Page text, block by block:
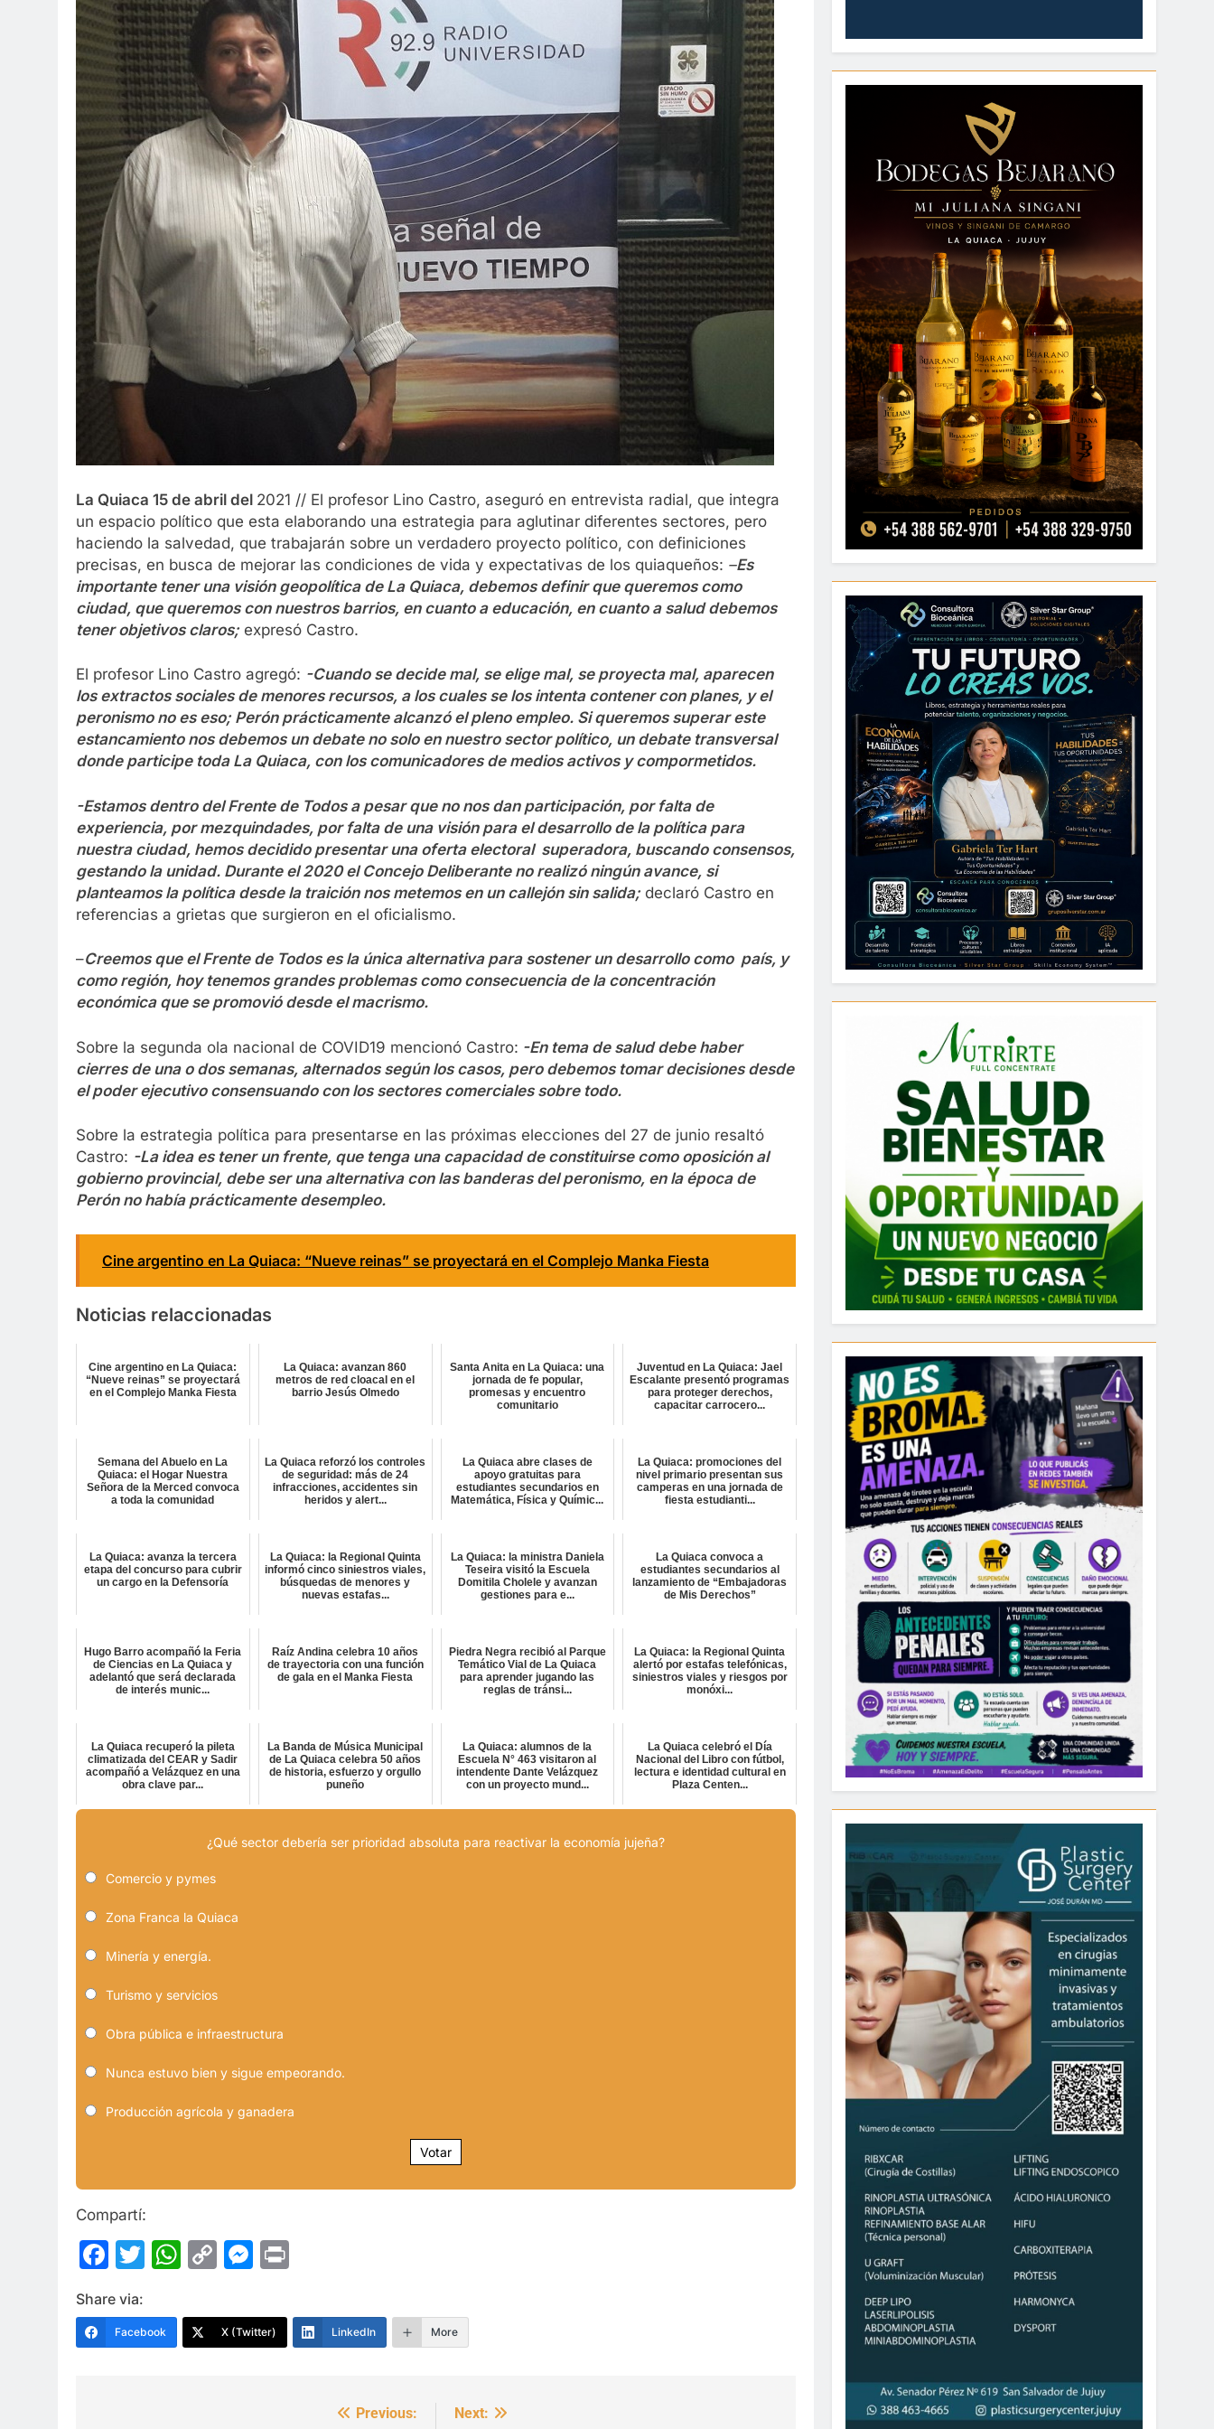
La Quiaca 15 de abril del 2021 // El profesor Lino Castro, aseguró en entrevista radial, que integra
un espacio político que esta elaborando una estrategia para aglutinar diferentes sectores, pero
haciendo la salvedad, que trabajarán sobre un verdadero proyecto político, con definiciones
precisas, en busca de mejorar las condiciones de vida y expectativas de los quiaqueños: –Es
importante tener una visión geopolítica de La Quiaca, debemos definir que queremos como
ciudad, que queremos con nuestros barrios, en cuanto a educación, en cuanto a salud debemos
tener objetivos claros; expresó Castro.
El profesor Lino Castro agregó: -Cuando se decide mal, se elige mal, se proyecta mal, aparecen
los extractos sociales de menores recursos, a los cuales se los intenta contener con planes, y el
peronismo no es eso; Perón prácticamente alcanzó el pleno empleo. Si queremos superar este
estancamiento nos debemos un debate no solo en nuestro sector político, un debate transversal
donde participe toda La Quiaca, con los comunicadores de medios activos y compormetidos.
-Estamos dentro del Frente de Todos a pesar que no nos dan participación, por falta de
experiencia, por mezquindades, por falta de una visión para el desarrollo de la política para
nuestra ciudad, hemos decidido presentar una oferta electoral superadora, buscando consensos,
gestando la unidad. Durante el 2020 el Concejo Deliberante no realizó ningún avance, si
planteamos la política desde la traición nos metemos en un callejón sin salida; declaró Castro en
referencias a grietas que surgieron en el oficialismo.
–Creemos que el Frente de Todos es la única alternativa para sostener un desarrollo como país, y
como región, hoy tenemos grandes problemas como consecuencia de la concentración
económica que se promovió desde el macrismo.
Sobre la segunda ola nacional de COVID19 mencionó Castro: -En tema de salud debe haber
cierres de una o dos semanas, alternados según los casos, pero debemos tomar decisiones desde
el poder ejecutivo consensuando con los sectores comerciales sobre todo.
Sobre la estrategia política para presentarse en las próximas elecciones del 27 de junio resaltó
Castro: -La idea es tener un frente, que tenga una capacidad de constituirse como oposición al
gobierno provincial, debe ser una alternativa con las banderas del peronismo, en la época de
Perón no había prácticamente desempleo.
Cine argentino en La Quiaca: “Nueve reinas” se proyectará en el Complejo Manka Fiesta
Noticias relaccionadas
Cine argentino en La Quiaca:
“Nueve reinas” se proyectará
en el Complejo Manka Fiesta
La Quiaca: avanzan 860
metros de red cloacal en el
barrio Jesús Olmedo
Santa Anita en La Quiaca: una
jornada de fe popular,
promesas y encuentro
comunitario
Juventud en La Quiaca: Jael
Escalante presentó programas
para proteger derechos,
capacitar carrocero...
Semana del Abuelo en La
Quiaca: el Hogar Nuestra
Señora de la Merced convoca
a toda la comunidad
La Quiaca reforzó los controles
de seguridad: más de 24
infracciones, accidentes sin
heridos y alert...
La Quiaca abre clases de
apoyo gratuitas para
estudiantes secundarios en
Matemática, Física y Químic...
La Quiaca: promociones del
nivel primario presentan sus
camperas en una jornada de
fiesta estudianti...
La Quiaca: avanza la tercera
etapa del concurso para cubrir
un cargo en la Defensoría
La Quiaca: la Regional Quinta
informó cinco siniestros viales,
búsquedas de menores y
nuevas estafas...
La Quiaca: la ministra Daniela
Teseira visitó la Escuela
Domitila Cholele y avanzan
gestiones para e...
La Quiaca convoca a
estudiantes secundarios al
lanzamiento de “Embajadoras
de Mis Derechos”
Hugo Barro acompañó la Feria
de Ciencias en La Quiaca y
adelantó que será declarada
de interés munic...
Raíz Andina celebra 10 años
de trayectoria con una función
de gala en el Manka Fiesta
Piedra Negra recibió al Parque
Temático Vial de La Quiaca
para aprender jugando las
reglas de tránsi...
La Quiaca: la Regional Quinta
alertó por estafas telefónicas,
siniestros viales y riesgos por
monóxi...
La Quiaca recuperó la pileta
climatizada del CEAR y Sadir
acompañó a Velázquez en una
obra clave par...
La Banda de Música Municipal
de La Quiaca celebra 50 años
de historia, esfuerzo y orgullo
puneño
La Quiaca: alumnos de la
Escuela N° 463 visitaron al
intendente Dante Velázquez
con un proyecto mund...
La Quiaca celebró el Día
Nacional del Libro con fútbol,
lectura e identidad cultural en
Plaza Centen...
¿Qué sector debería ser prioridad absoluta para reactivar la economía jujeña?
Comercio y pymes
Zona Franca la Quiaca
Minería y energía.
Turismo y servicios
Obra pública e infraestructura
Nunca estuvo bien y sigue empeorando.
Producción agrícola y ganadera
Votar
Compartí:
Facebook
Twitter
WhatsApp
CopyMessenger
Share via:
Facebook X (Twitter) LinkedIn More
Previous: Next: